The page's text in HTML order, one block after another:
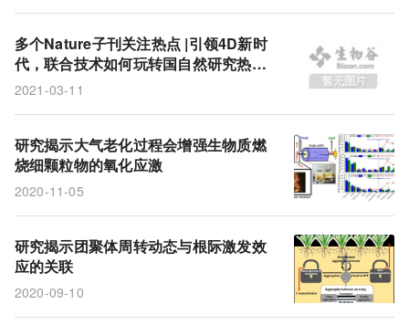
多个Nature子刊关注热点 |引领4D新时
代，联合技术如何玩转国自然研究热
点？
2021-03-11
研究揭示大气老化过程会增强生物质燃
烧细颗粒物的氧化应激
2020-11-05
研究揭示团聚体周转动态与根际激发效
应的关联
2020-09-10